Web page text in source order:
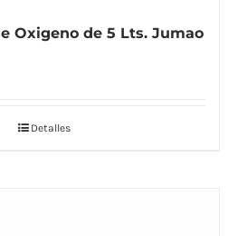
Oxigeno de 5 Lts. Jumao
Detalles